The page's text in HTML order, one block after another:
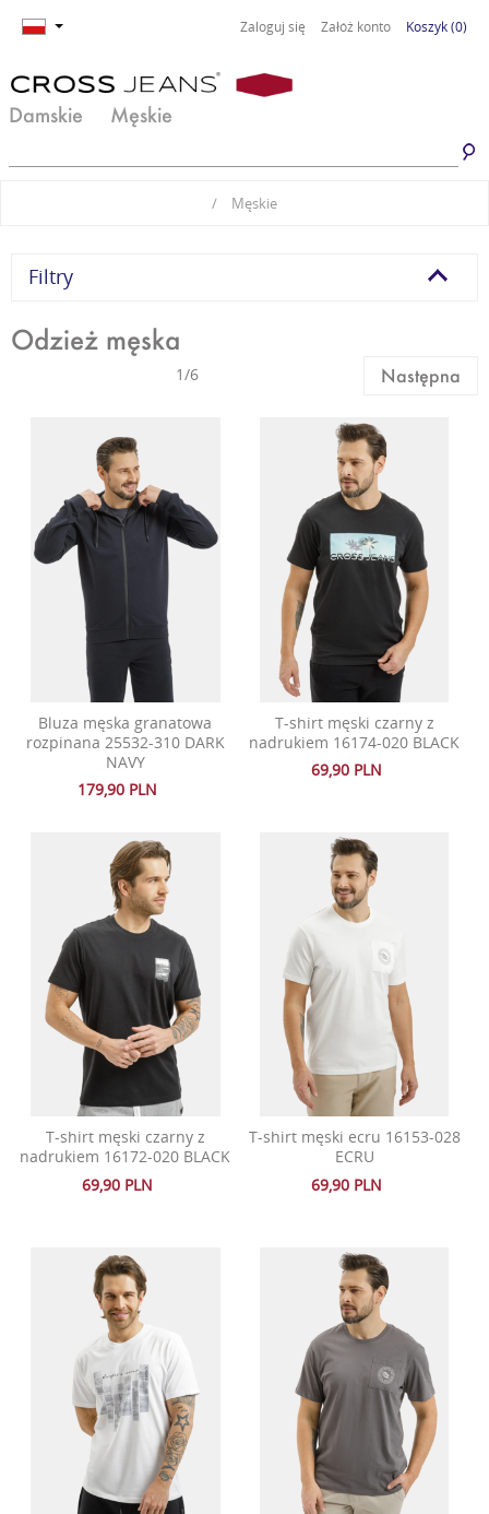
Zaloguj się Załóż konto Koszyk(0)
Damskie Męskie
Jeansy damskie
Odzież damska
Jeansy męskie
Odzież męska
/ Męskie
Filtry
Odzież męska
Następna
1/6
Bluza męska granatowa
rozpinana 25532-310 DARK
NAVY
179,90 PLN
T-shirt męski czarny z
nadrukiem 16174-020 BLACK
69,90 PLN
T-shirt męski czarny z
nadrukiem 16172-020 BLACK
69,90 PLN
T-shirt męski ecru 16153-028
ECRU
69,90 PLN